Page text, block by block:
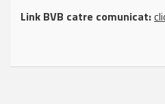
Link BVB catre comunicat: